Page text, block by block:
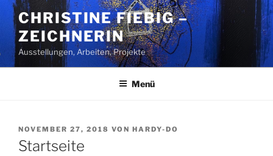
Zum
Inhalt
springen
CHRISTINE FIEBIG –
ZEICHNERIN
Ausstellungen, Arbeiten, Projekte
Menü
VERÖFFENTLICHT
AM
NOVEMBER 27, 2018 VON HARDY-DO
Startseite